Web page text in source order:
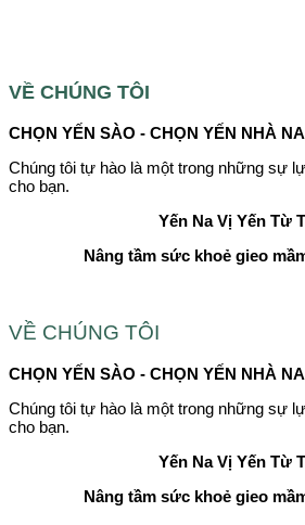
VỀ CHÚNG TÔI
CHỌN YẾN SÀO - CHỌN YẾN NHÀ NA
Chúng tôi tự hào là một trong những sự
cho bạn.
Yến Na Vị Yến Từ
Nâng tầm sức khoẻ gieo
VỀ CHÚNG TÔI
CHỌN YẾN SÀO - CHỌN YẾN NHÀ NA
Chúng tôi tự hào là một trong những sự
cho bạn.
Yến Na Vị Yến Từ
Nâng tầm sức khoẻ gieo